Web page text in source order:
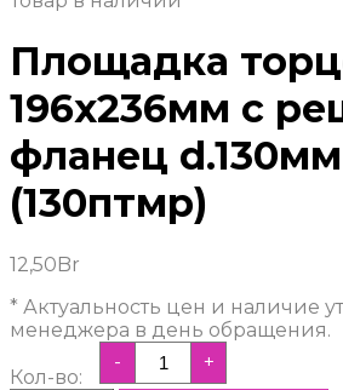
Площадка
196х236мм с
фланец d.130мм
(130птмр)
12,50Br
* Актуальность цен и наличие
менеджера в день обращения.
Кол-во:
- +